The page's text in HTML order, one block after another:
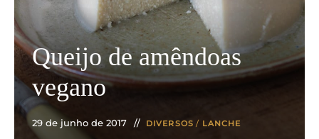
Queijo de amêndoas
vegano
29 de junho de 2017 DIVERSOS / LANCHE